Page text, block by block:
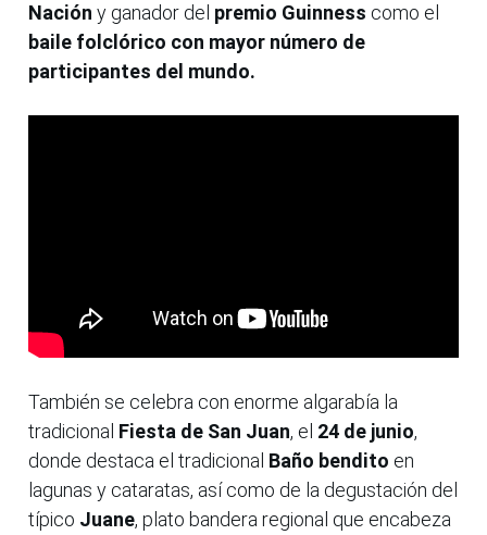
Nación y ganador del premio Guinness como el
baile folclórico con mayor número de
participantes del mundo.
También se celebra con enorme algarabía la
tradicional Fiesta de San Juan, el 24 de junio,
donde destaca el tradicional Baño bendito en
lagunas y cataratas, así como de la degustación del
típico Juane, plato bandera regional que encabeza